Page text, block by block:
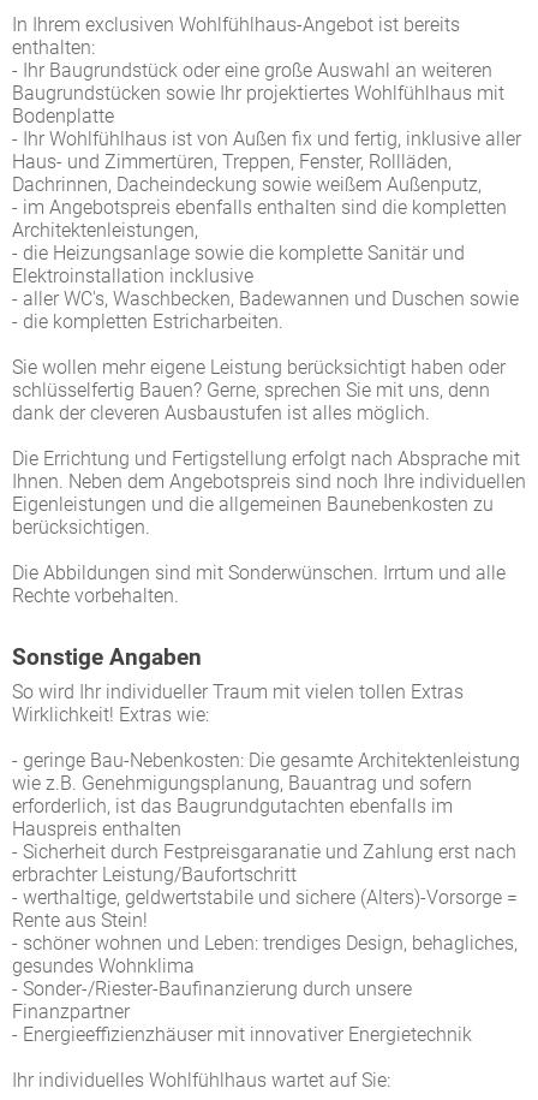
In Ihrem exclusiven Wohlfühlhaus-Angebot ist bereits
enthalten:
- Ihr Baugrundstück oder eine große Auswahl an weiteren
Baugrundstücken sowie Ihr projektiertes Wohlfühlhaus mit
Bodenplatte
- Ihr Wohlfühlhaus ist von Außen fix und fertig, inklusive aller
Haus- und Zimmertüren, Treppen, Fenster, Rollläden,
Dachrinnen, Dacheindeckung sowie weißem Außenputz,
- im Angebotspreis ebenfalls enthalten sind die kompletten
Architektenleistungen,
- die Heizungsanlage sowie die komplette Sanitär und
Elektroinstallation incklusive
- aller WC's, Waschbecken, Badewannen und Duschen sowie
- die kompletten Estricharbeiten.
Sie wollen mehr eigene Leistung berücksichtigt haben oder
schlüsselfertig Bauen? Gerne, sprechen Sie mit uns, denn
dank der cleveren Ausbaustufen ist alles möglich.
Die Errichtung und Fertigstellung erfolgt nach Absprache mit
Ihnen. Neben dem Angebotspreis sind noch Ihre individuellen
Eigenleistungen und die allgemeinen Baunebenkosten zu
berücksichtigen.
Die Abbildungen sind mit Sonderwünschen. Irrtum und alle
Rechte vorbehalten.
Sonstige Angaben
So wird Ihr individueller Traum mit vielen tollen Extras
Wirklichkeit! Extras wie:
- geringe Bau-Nebenkosten: Die gesamte Architektenleistung
wie z.B. Genehmigungsplanung, Bauantrag und sofern
erforderlich, ist das Baugrundgutachten ebenfalls im
Hauspreis enthalten
- Sicherheit durch Festpreisgaranatie und Zahlung erst nach
erbrachter Leistung/Baufortschritt
- werthaltige, geldwertstabile und sichere (Alters)-Vorsorge =
Rente aus Stein!
- schöner wohnen und Leben: trendiges Design, behagliches,
gesundes Wohnklima
- Sonder-/Riester-Baufinanzierung durch unsere
Finanzpartner
- Energieeffizienzhäuser mit innovativer Energietechnik
Ihr individuelles Wohlfühlhaus wartet auf Sie: